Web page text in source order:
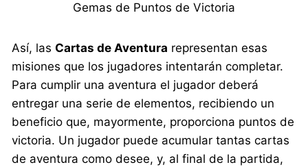
Gemas de Puntos de Victoria
Así, lasCartas de Aventura representan esas
misiones que los jugadores intentarán completar.
Para cumplir una aventura el jugador deberá
entregar una serie de elementos, recibiendo un
beneficio que, mayormente, proporciona puntos de
victoria. Un jugador puede acumular tantas cartas
de aventura como desee, y, al final de la partida,